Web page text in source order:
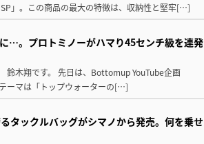
」。この商品の最大の特徴は、収納性と堅牢[…]
…。プロトミノーがハマり45センチ級を連発
木翔です。 先日は、Bottomup YouTube企画
ーマは「トップウォーターの[…]
タックルバッグがシマノから発売。何を乗せ